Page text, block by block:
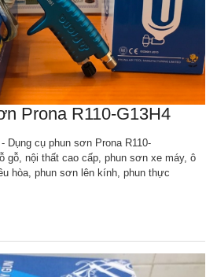
Prona R110-G13H4
cụ phun sơn Prona R110-
gỗ, nội thất cao cấp, phun sơn xe máy, ô
hòa, phun sơn lên kính, phun thực